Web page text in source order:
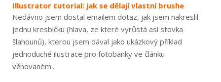
Illustrator tutorial: jak se dělají vlastní brushe
Nedávno jsem dostal emailem dotaz, jak jsem nakreslil
jednu kresbičku (hlava, ze které vyrůstá asi stovka
šlahounů), kterou jsem dával jako ukázkový příklad
jednoduché ilustrace pro fotobanky ve článku
věnovaném...